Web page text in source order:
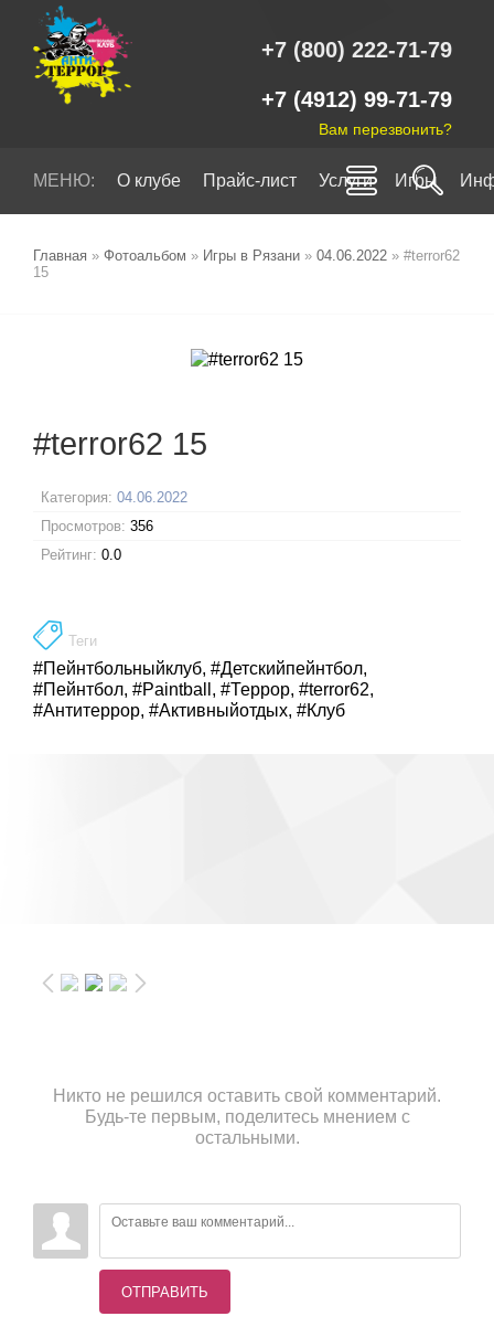
+7 (800) 222-71-79
+7 (4912) 99-71-79
Вам перезвонить?
МЕНЮ: О клубе Прайс-лист Услуги Игры
Главная » Фотоальбом » Игры в Рязани » 04.06.2022 » #terror62
15
#terror62 15
Категория: 04.06.2022
Просмотров: 356
Рейтинг: 0.0
Теги
#Пейнтбольныйклуб, #Детскийпейнтбол,
#Пейнтбол, #Paintball , #Террор, #terror62,
#Антитеррор, #Активныйотдых, #Клуб
Никто не решился оставить свой комментарий.
Будь-те первым, поделитесь мнением с
остальными.
ОТПРАВИТЬ